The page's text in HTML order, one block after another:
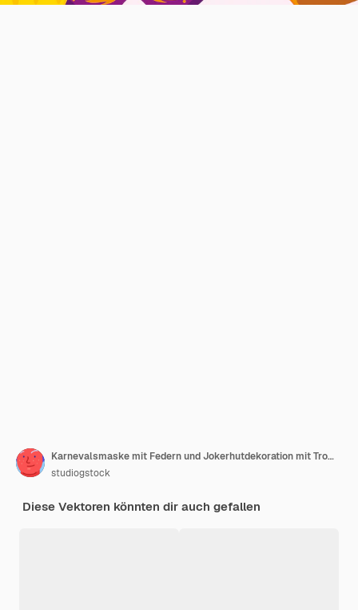
Karnevalsmaske mit Federn und Jokerhutdekoration mit Trommel
studiogstock
Diese Vektoren könnten dir auch gefallen